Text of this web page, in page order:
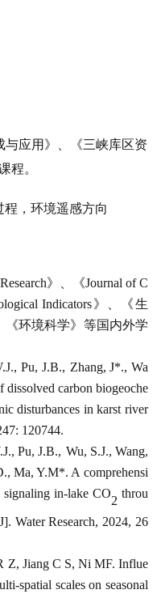
与应用》、《三峡库区资
程。
，环境遥感方向
》、《Journal of C
Indicators》、《生
《环境科学》等国内外学
.J.,Pu, J.B., Zhang, J*., Wa
dissolved carbon biogeoche
disturbances in karst river
120744.
.J.,Pu,J.B., Wu, S.J., Wang,
., Ma, Y.M*. A comprehensi
in-lake CO
2
throu
Water Research, 2024, 26
Z, Jiang C S, Ni MF. Influe
spatial scales on seasonal